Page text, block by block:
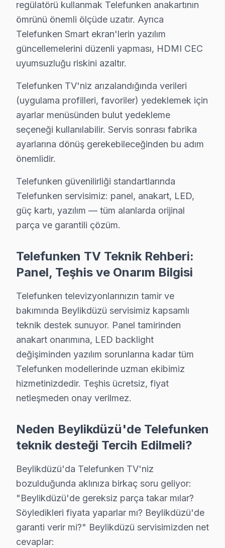
» Beylikdüzü'e ve çevre mahallelere yerinde servis
Şeffaf Fiyatlandırma ve Müşteri Memnuniyeti
Servis sürecinin başından sonuna kadar şeffaf fiyat
Ücretsiz Arıza Tespiti: Beylikdüzü'de arıza tespiti
Garantili Servis Avantajı: 6 ay-2 yıl garanti ile aynı
» Basit arızalarda aynı gün servis tamamlanır.
Telefunken Servisi Garanti ve Sonrası Destek
Beylikdüzü Telefunken TV Servis Garanti Belgesi - 1 Yıl Parça
Telefunken işçilik garantisi: Beylikdüzü'de 6 ay —
Telefunken parça güvencesi: Beylikdüzü
Telefunken'a özgü Fire OS güncelleme hatası arızası
7/24 Telefunken Destek Hattı: Beylikdüzü'den tamir
Beylikdüzü Telefunken Mevsimsel Servis
Beylikdüzü'de Telefunken televizyon servis talebinin
Metrobüs ve E-5 Karayolu güzergahındaki trafik
Telefunken parça tedariki açısından da
Beylikdüzü Telefunken TV Servisi – Sık
C: Evet, Beylikdüzü'de sabah 9-10 arası arama
C: Beylikdüzü servisimizde arıza tespiti sonrası,
S: Beylikdüzü'de tamir işlemi belgesi ve fatura ne
S: Beylikdüzü'de tamir sırasında başka sorun
C: Beylikdüzü müşterisine haber verilerek, ek
S: Beylikdüzü'de televizyon ünitesi'yi servis
C: Hayır, Beylikdüzü genelinde ücretsiz kapıdan
S: Beylikdüzü'de müdahale sonrası problem devam
regülatörü kullanmak Telefunken anakartının
ömrünü önemli ölçüde uzatır. Ayrıca
Telefunken Smart ekran'lerin yazılım
güncellemelerini düzenli yapması, HDMI CEC
uyumsuzluğu riskini azaltır.
Telefunken TV'niz arızalandığında verileri
(uygulama profilleri, favoriler) yedeklemek için
ayarlar menüsünden bulut yedekleme
seçeneği kullanılabilir. Servis sonrası fabrika
ayarlarına dönüş gerekebileceğinden bu adım
önemlidir.
Telefunken güvenilirliği standartlarında
Telefunken servisimiz: panel, anakart, LED,
güç kartı, yazılım — tüm alanlarda orijinal
parça ve garantili çözüm.
Telefunken TV Teknik Rehberi:
Panel, Teşhis ve Onarım Bilgisi
Telefunken televizyonlarınızın tamir ve
bakımında Beylikdüzü servisimiz kapsamlı
teknik destek sunuyor. Panel tamirinden
anakart onarımına, LED backlight
değişiminden yazılım sorunlarına kadar tüm
Telefunken modellerinde uzman ekibimiz
hizmetinizdedir. Teşhis ücretsiz, fiyat
netleşmeden onay verilmez.
Neden Beylikdüzü'de Telefunken
teknik desteği Tercih Edilmeli?
Beylikdüzü'da Telefunken TV'niz
bozulduğunda aklınıza birkaç soru geliyor:
"Beylikdüzü'de gereksiz parça takar mılar?
Söyledikleri fiyata yaparlar mı? Beylikdüzü'de
garanti verir mi?" Beylikdüzü servisimizden net
cevaplar: